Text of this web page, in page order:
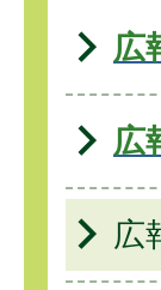
広
広
広